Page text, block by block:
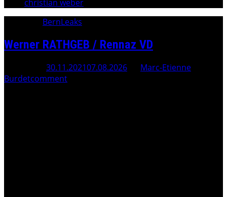
christian weber
BernLeaks
Werner RATHGEB / Rennaz VD
30.11.202107.08.2026
Marc-Etienne
Burdetcomment